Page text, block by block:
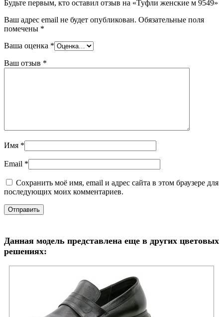
Будьте первым, кто оставил отзыв на «Туфли женские м 9549»
Ваш адрес email не будет опубликован. Обязательные поля
помечены *
Ваша оценка *
Ваш отзыв *
Имя *
Email *
Сохранить моё имя, email и адрес сайта в этом браузере для
последующих моих комментариев.
Данная модель представлена еще в других цветовых
решениях: